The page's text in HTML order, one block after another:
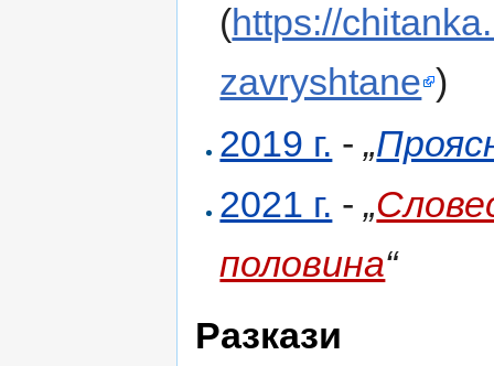
(https://
zavryshtane )
2019 г. -„
2021 г. -„
половина“
Разкази